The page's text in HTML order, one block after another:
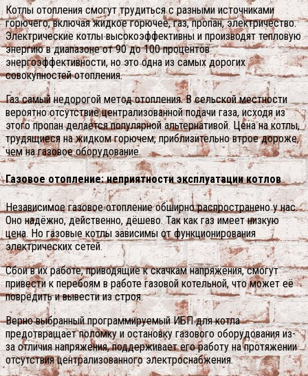
Котлы отопления смогут трудиться с разными источниками
горючего, включая жидкое горючее, газ, пропан, электричество.
Электрические котлы высокоэффективны и производят тепловую
энергию в диапазоне от 90 до 100 процентов
энергоэффективности, но это одна из самых дорогих
совокупностей отопления.
Газ самый недорогой метод отопления. В сельской местности
вероятно отсутствие централизованной подачи газа, исходя из
этого пропан делается популярной альтернативой. Цена на котлы,
трудящиеся на жидком горючем, приблизительно втрое дороже,
чем на газовое оборудование.
Газовое отопление: неприятности эксплуатации котлов
Независимое газовое отопление обширно распространено у нас.
Оно надёжно, действенно, дёшево. Так как газ имеет низкую
цена. Но газовые котлы зависимы от функционирования
электрических сетей.
Сбои в их работе, приводящие к скачкам напряжения, смогут
привести к перебоям в работе газовой котельной, что может её
повредить и вывести из строя.
Верно выбранный программируемый ИБП для котла
предотвращает поломку и остановку газового оборудования из-
за отличия напряжения, поддерживает его работу на протяжении
отсутствия централизованного электроснабжения.